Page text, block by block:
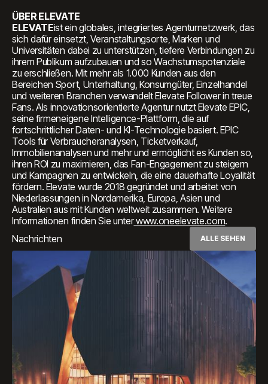
‍ÜBER ELEVATE
‍ELEVATEist ein globales, integriertes Agenturnetzwerk, das
sich dafür einsetzt, Veranstaltungsorte, Marken und
Universitäten dabei zu unterstützen, tiefere Verbindungen zu
ihrem Publikum aufzubauen und so Wachstumspotenziale
zu erschließen. Mit mehr als 1.000 Kunden aus den
Bereichen Sport, Unterhaltung, Konsumgüter, Einzelhandel
und weiteren Branchen verwandelt Elevate Follower in treue
Fans. Als innovationsorientierte Agentur nutzt Elevate EPIC,
seine firmeneigene Intelligence-Plattform, die auf
fortschrittlicher Daten- und KI-Technologie basiert. EPIC
Tools für Verbraucheranalysen, Ticketverkauf,
Immobilienanalysen und mehr und ermöglicht es Kunden so,
ihren ROI zu maximieren, das Fan-Engagement zu steigern
und Kampagnen zu entwickeln, die eine dauerhafte Loyalität
fördern. Elevate wurde 2018 gegründet und arbeitet von
Niederlassungen in Nordamerika, Europa, Asien und
Australien aus mit Kunden weltweit zusammen. Weitere
Informationen finden Sie unterwww.oneelevate.com.
Nachrichten
ALLE SEHEN